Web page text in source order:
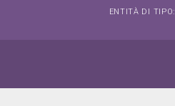
ENTITÀ DI TIPO: